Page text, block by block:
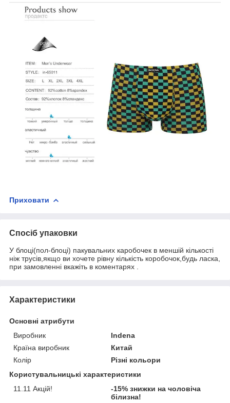
Приховати
Спосіб упаковки
У блоці(пол-блоці) пакувальних каробочек в меншій кількості
ніж трусів,якщо ви хочете рівну кількість коробочок,будь ласка,
при замовленні вкажіть в коментарях .
Характеристики
Основні атрибути
Виробник
Indena
Країна виробник
Китай
Колір
Різні кольори
Користувальницькі характеристики
11.11 Акцій!
-15% знижки на чоловіча
білизна!